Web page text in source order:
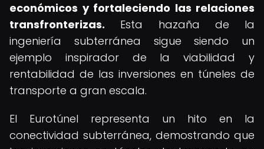
económicos y fortaleciendo las relaciones
transfronterizas. Esta hazaña de la
ingeniería subterránea sigue siendo un
ejemplo inspirador de la viabilidad y
rentabilidad de las inversiones en túneles de
transporte a gran escala.
El Eurotúnel representa un hito en la
conectividad subterránea, demostrando que